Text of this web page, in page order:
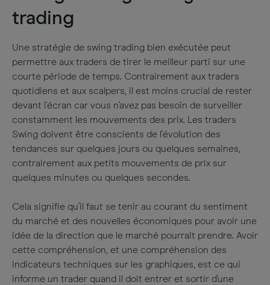
trading
Une stratégie de swing trading bien exécutée peut
permettre aux traders de tirer le meilleur parti sur une
courte période de temps. Contrairement aux traders
quotidiens et aux scalpers, il est moins crucial de rester
devant l'écran car vous n'avez pas besoin de surveiller
constamment les mouvements des prix. Les traders
Swing doivent être conscients de l'évolution des
tendances sur quelques jours ou quelques semaines,
contrairement aux petits mouvements de prix sur
quelques minutes ou quelques secondes.
Cela signifie qu'il faut se tenir au courant du sentiment
du marché et des nouvelles économiques pour avoir une
idée de la direction que le marché pourrait prendre. Avoir
cette compréhension, et une compréhension des
indicateurs techniques sur les graphiques, est ce qui
informe un trader quand il doit entrer et sortir d'une